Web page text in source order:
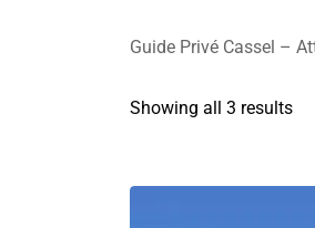
Guide Privé Cassel –
Showing all 3 results